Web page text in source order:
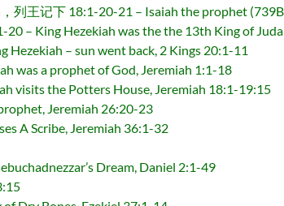
列王记下 18:1-20-21 – Isaiah the prophet
– King Hezekiah was the the 13th King of
– sun went back, 2 Kings 20:1-11
was a prophet of God, Jeremiah 1:1-18
visits the Potters House, Jeremiah 18:1-19:15
Jeremiah 26:20-23
A Scribe, Jeremiah 36:1-32
Dream, Daniel 2:1-49